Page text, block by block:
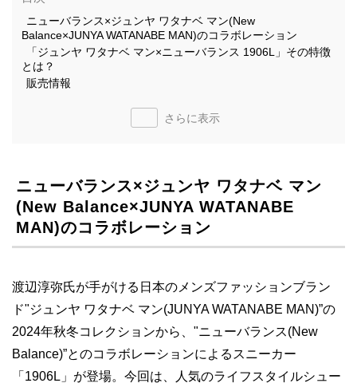
ニューバランス×ジュンヤ ワタナベ マン(New
Balance×JUNYA WATANABE MAN)のコラボレーション
「ジュンヤ ワタナベ マン×ニューバランス 1906L」その特徴
とは？
販売情報
さらに表示
ニューバランス×ジュンヤ ワタナベ マン
(New Balance×JUNYA WATANABE
MAN)のコラボレーション
渡辺淳弥氏が手がける日本のメンズファッションブラン
ド"ジュンヤ ワタナベ マン(JUNYA WATANABE MAN)”の
2024年秋冬コレクションから、"ニューバランス(New
Balance)”とのコラボレーションによるスニーカー
「1906L」が登場。今回は、人気のライフスタイルシュー